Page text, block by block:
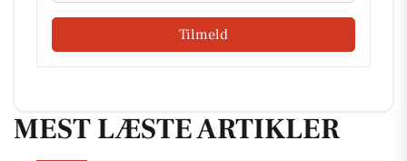
Tilmeld
MEST LÆSTE ARTIKLER